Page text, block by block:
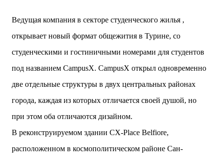
двух объектов: «Théia» (75 квартир, из которых 17
м²) и «Opale & Sens» (38 квартир, включая 11
доступных, площадь 2 845 м²). В общей сложности
строгих норм пожарной безопасности,
принципов биоразнообразия и социальной
победой в городском конкурсе 2021 года и
получением престижной награды «Серебряная
застройщиков Окситании в 2024 году. Концепция
«Jardins Secrets» — это современный
Ведущая компания в секторе студенческого жилья ,
открывает новый формат общежития в Турине, со
студенческими и гостиничными номерами для студентов
под названием CampusX. CampusX открыл одновременно
две отдельные структуры в двух центральных районах
города, каждая из которых отличается своей душой, но
при этом оба отличаются дизайном.
В реконструируемом здании CX-Place Belfiore,
расположенном в космополитическом районе Сан-